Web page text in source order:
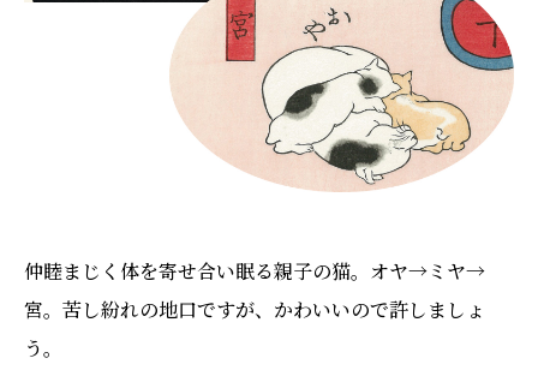
仲睦まじく体を寄せ合い眠る親子の猫。オヤ→ミヤ→
宮。苦し紛れの地口ですが、かわいいので許しましょ
う。